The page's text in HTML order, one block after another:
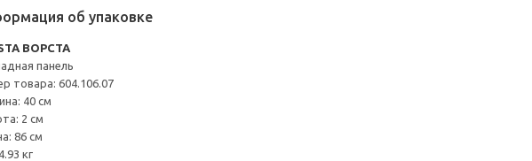
об упаковке
ВОРСТА
панель
товара: 604.106.07
40 см
2 см
86 см
кг